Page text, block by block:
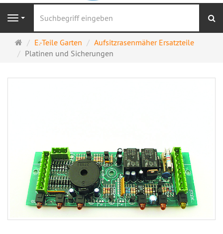
Navigation
Startseite
E.-Teile Garten
Aufsitzrasenmäher Ersatzteile
Platinen und Sicherungen